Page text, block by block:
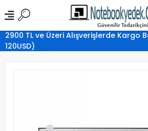
2900 TL ve Üzeri Alışverişlerde Kargo
120USD)